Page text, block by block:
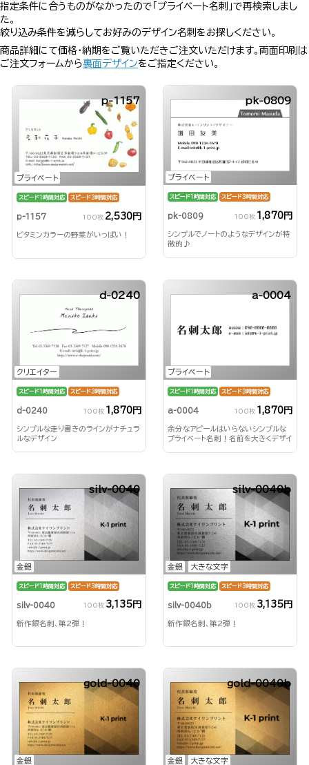
指定条件に合うものがなかったので「プライベート名刺」で再検索しまし
た。
絞り込み条件を減らしてお好みのデザイン名刺をお探しください。
商品詳細にて価格・納期をご覧いただきご注文いただけます。両面印刷は
ご注文フォームから裏面デザインをご指定ください。
プライベート
p-1157
スピード1時間対応 スピード3時間対応
p-1157 100枚 2,530円
ビタミンカラーの野菜がいっぱい！
プライベート
pk-0809
スピード1時間対応 スピード3時間対応
pk-0809 100枚 1,870円
シンプルでノートのようなデザインが特
徴的♪
クリエイター
d-0240
スピード1時間対応 スピード3時間対応
d-0240 100枚 1,870円
シンプルな走り書きのラインがナチュラ
ルなデザイン
プライベート
a-0004
スピード1時間対応 スピード3時間対応
a-0004 100枚 1,870円
余分なアピールはいらないシンプルな
プライベート名刺！名前を大きくデザイ
金銀
silv-0040
スピード1時間対応 スピード3時間対応
silv-0040 100枚 3,135円
新作銀名刺、第2弾！
金銀 大きな文字
silv-0040b
スピード1時間対応 スピード3時間対応
silv-0040b 100枚 3,135円
新作銀名刺、第2弾！
金銀
gold-0040
金銀 大きな文字
gold-0040b